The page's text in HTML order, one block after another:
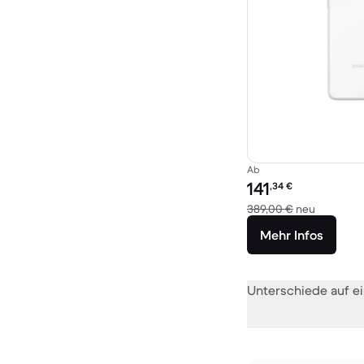
Ab
Preis des erneuerten
141,34 €
389,00 € neu
Mehr Infos
Unterschiede auf